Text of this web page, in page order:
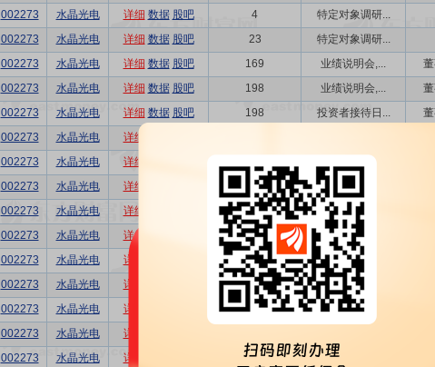
002273 水晶光电 详细 数据 股吧 4 特定对象调研...
002273 水晶光电 详细 数据 股吧 23 特定对象调研...
002273 水晶光电 详细 数据 股吧 169 业绩说明会,...
002273 水晶光电 详细 数据 股吧 198 业绩说明会,...
002273 水晶光电 详细 数据 股吧 198 投资者接待日...
002273 水晶光电 详细
002273 水晶光电 详细 特定对象调研...
002273 水晶光电 详细 3 特定对象调研...
002273 水晶光电 详细 1 业绩说明会
002273 水晶光电 详细 164 业绩说明会,...
002273 水晶光电 详细 231 业绩说明会,...
002273 水晶光电 详细 10 特定对象调研...
002273 水晶光电 详细 87 机构策略会,...
002273 水晶光电 详细
002273 水晶光电 详细 87 机构策略会,...